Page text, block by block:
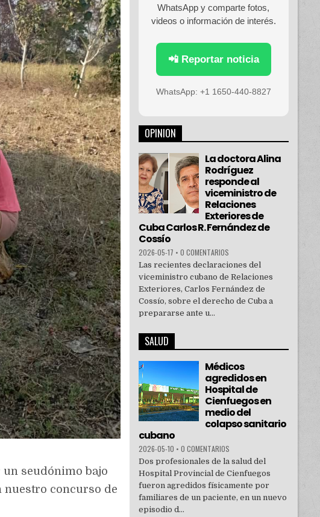
un seudónimo bajo
nuestro concurso de
WhatsApp y comparte fotos,
videos o información de interés.
📲 Reportar noticia
WhatsApp: +1 1650-440-8827
OPINION
La doctora Alina
Rodríguez
responde al
viceministro de
Relaciones
Exteriores de
Cuba Carlos R. Fernández de
Cossío
2026-05-17 • 0 COMENTARIOS
Las recientes declaraciones del
viceministro cubano de Relaciones
Exteriores, Carlos Fernández de
Cossío, sobre el derecho de Cuba a
prepararse ante u...
SALUD
Médicos
agredidos en
Hospital de
Cienfuegos en
medio del
colapso sanitario
cubano
2026-05-10 • 0 COMENTARIOS
Dos profesionales de la salud del
Hospital Provincial de Cienfuegos
fueron agredidos físicamente por
familiares de un paciente, en un nuevo
episodio d...